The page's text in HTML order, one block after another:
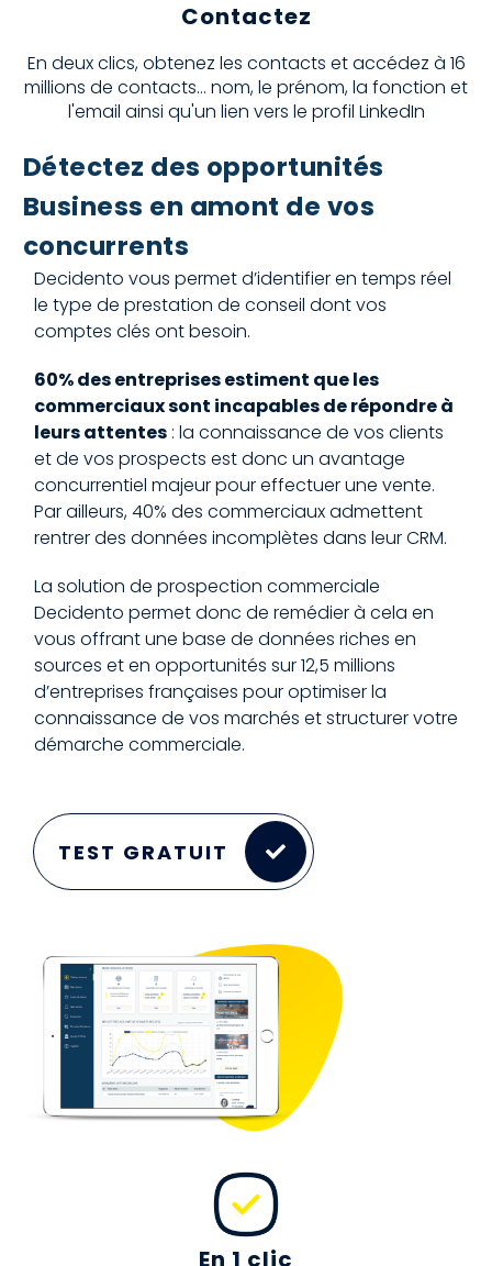
Contactez
En deux clics, obtenez les contacts et accédez à 16
millions de contacts... nom, le prénom, la fonction et
l'email ainsi qu'un lien vers le profil LinkedIn
Détectez des opportunités
Business en amont de vos
concurrents
Decidento vous permet d’identifier en temps réel
le type de prestation de conseil dont vos
comptes clés ont besoin.
60% des entreprises estiment que les
commerciaux sont incapables de répondre à
leurs attentes : la connaissance de vos clients
et de vos prospects est donc un avantage
concurrentiel majeur pour effectuer une vente.
Par ailleurs, 40% des commerciaux admettent
rentrer des données incomplètes dans leur CRM.
La solution de prospection commerciale
Decidento permet donc de remédier à cela en
vous offrant une base de données riches en
sources et en opportunités sur 12,5 millions
d’entreprises françaises pour optimiser la
connaissance de vos marchés et structurer votre
démarche commerciale.
TEST GRATUIT